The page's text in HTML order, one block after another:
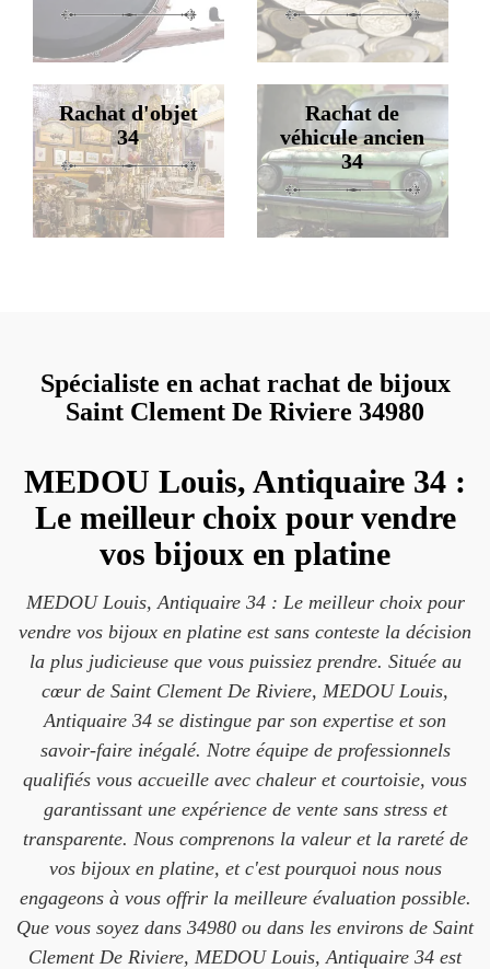
Rachat d'objet
34
Rachat de
véhicule ancien
34
Spécialiste en achat rachat de bijoux
Saint Clement De Riviere 34980
MEDOU Louis, Antiquaire 34 :
Le meilleur choix pour vendre
vos bijoux en platine
MEDOU Louis, Antiquaire 34 : Le meilleur choix pour
vendre vos bijoux en platine est sans conteste la décision
la plus judicieuse que vous puissiez prendre. Située au
cœur de Saint Clement De Riviere, MEDOU Louis,
Antiquaire 34 se distingue par son expertise et son
savoir-faire inégalé. Notre équipe de professionnels
qualifiés vous accueille avec chaleur et courtoisie, vous
garantissant une expérience de vente sans stress et
transparente. Nous comprenons la valeur et la rareté de
vos bijoux en platine, et c'est pourquoi nous nous
engageons à vous offrir la meilleure évaluation possible.
Que vous soyez dans 34980 ou dans les environs de Saint
Clement De Riviere, MEDOU Louis, Antiquaire 34 est